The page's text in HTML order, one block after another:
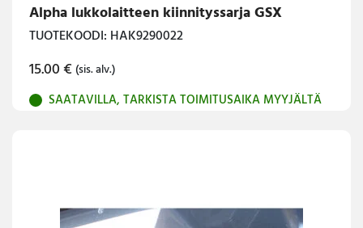
Alpha lukkolaitteen kiinnityssarja GSX
TUOTEKOODI: HAK9290022
15.00€ (sis. alv.)
SAATAVILLA, TARKISTA TOIMITUSAIKA MYYJÄLTÄ